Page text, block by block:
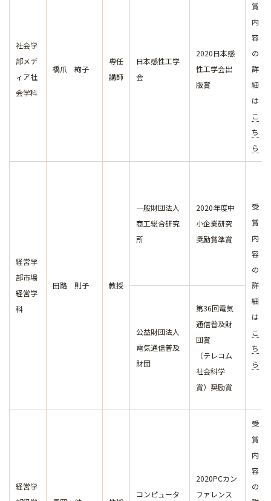
社会学
部メデ
ィア社
会学科
橋爪 絢子
専任
講師
日本感性工学
会
2020日本感
性工学会出
版賞
賞
内
容
の
詳
細
は
こ
ち
ら
経営学
部市場
経営学
科
田路 則子 教授
一般財団法人
商工総合研究
所
2020年度中
小企業研究
奨励賞準賞
受
賞
内
容
の
詳
細
は
こ
ち
ら
公益財団法人
電気通信普及
財団
第36回電気
通信普及財
団賞
（テレコム
社会科学
賞）奨励賞
経営学
コンピュータ
2020PCカン
ファレンス
受
賞
内
容
の